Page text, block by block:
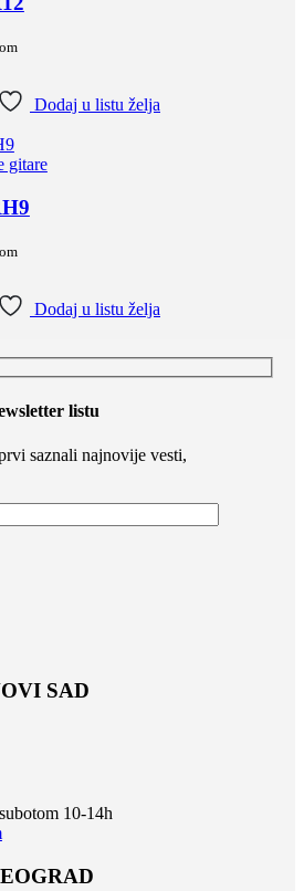
Dodaj u listu želja
gitare
Dodaj u listu želja
listu
saznali najnovije vesti,
SAD
10-14h